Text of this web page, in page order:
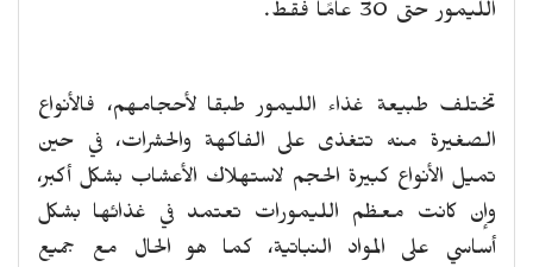
الليمور حتى 30 عامًا فقط.
تختلف طبيعة غذاء الليمور طبقا لأحجامهم، فالأنواع
الصغيرة منه تتغذى على الفاكهة والحشرات، في حين
تميل الأنواع كبيرة الحجم لاستهلاك الأعشاب بشكل أكبر،
وإن كانت معظم الليمورات تعتمد في غذائها بشكل
أساسي على المواد النباتية، كما هو الحال مع جميع